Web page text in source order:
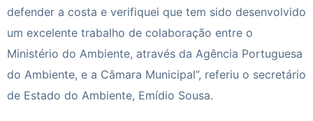
defender a costa e verifiquei que tem sido desenvolvido
um excelente trabalho de colaboração entre o
Ministério do Ambiente, através da Agência Portuguesa
do Ambiente, e a Câmara Municipal”, referiu o secretário
de Estado do Ambiente, Emídio Sousa.